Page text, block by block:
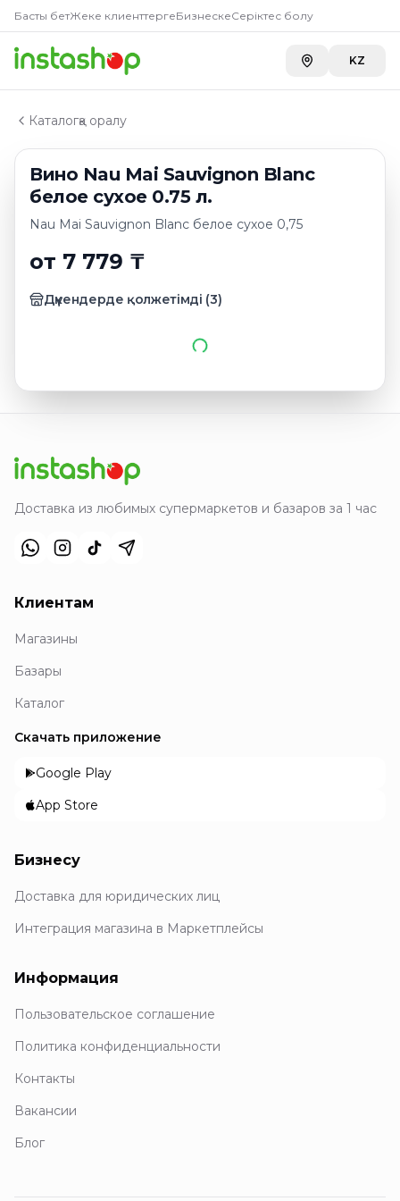
Басты бетЖеке клиенттергеБизнескеСеріктес болу
KZ
Каталогқа оралу
Вино Nau Mai Sauvignon Blanc
белое сухое 0.75 л.
Nau Mai Sauvignon Blanc белое сухое 0,75
от 7 779 ₸
Дүкендерде қолжетімді (3)
Главная
Каталог
Белые вина новой зеландии
Вино Nau Mai Sauvignon Blanc белое сухое 0.75 л.
КупитьВино Nau Mai
Carefood—8 479 ₸
Доставка из любимых супермаркетов и базаров за 1 час
Клиентам
Магазины
Базары
Каталог
Скачать приложение
Google Play
App Store
Бизнесу
Доставка для юридических лиц
Интеграция магазина в Маркетплейсы
Информация
Пользовательское соглашение
Политика конфиденциальности
Контакты
Вакансии
Блог